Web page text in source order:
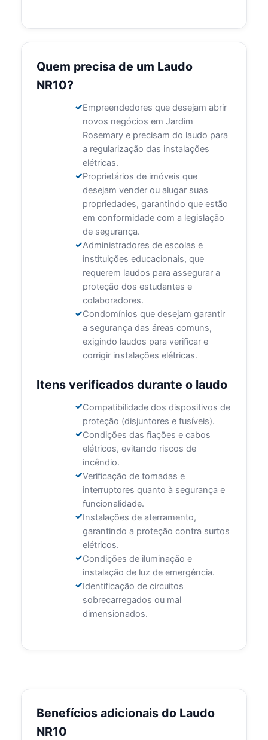
Quem precisa de um Laudo
NR10?
Empreendedores que desejam abrir
novos negócios em Jardim
Rosemary e precisam do laudo para
a regularização das instalações
elétricas.
Proprietários de imóveis que
desejam vender ou alugar suas
propriedades, garantindo que estão
em conformidade com a legislação
de segurança.
Administradores de escolas e
instituições educacionais, que
requerem laudos para assegurar a
proteção dos estudantes e
colaboradores.
Condomínios que desejam garantir
a segurança das áreas comuns,
exigindo laudos para verificar e
corrigir instalações elétricas.
Itens verificados durante o laudo
Compatibilidade dos dispositivos de
proteção (disjuntores e fusíveis).
Condições das fiações e cabos
elétricos, evitando riscos de
incêndio.
Verificação de tomadas e
interruptores quanto à segurança e
funcionalidade.
Instalações de aterramento,
garantindo a proteção contra surtos
elétricos.
Condições de iluminação e
instalação de luz de emergência.
Identificação de circuitos
sobrecarregados ou mal
dimensionados.
Benefícios adicionais do Laudo
NR10